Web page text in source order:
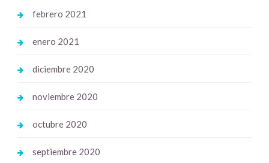
febrero 2021
enero 2021
diciembre 2020
noviembre 2020
octubre 2020
septiembre 2020